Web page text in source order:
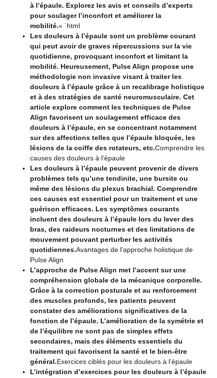
à l’épaule. Explorez les avis et conseils d’experts
pour soulager l’inconfort et améliorer la
mobilité.« `html
Les douleurs à l’épaule sont un problème courant
qui peut avoir de graves répercussions sur la vie
quotidienne, provoquant inconfort et limitant la
mobilité. Heureusement, Pulse Align propose une
méthodologie non invasive visant à traiter les
douleurs à l’épaule grâce à un recalibrage holistique
et à des stratégies de santé neuromusculaire. Cet
article explore comment les techniques de Pulse
Align favorisent un soulagement efficace des
douleurs à l’épaule, en se concentrant notamment
sur des affections telles que l’épaule bloquée, les
lésions de la coiffe des rotateurs, etc.Comprendre les
causes des douleurs à l’épaule
Les douleurs à l’épaule peuvent provenir de divers
problèmes tels qu’une tendinite, une bursite ou
même des lésions du plexus brachial. Comprendre
ces causes est essentiel pour un traitement et une
guérison efficaces. Les symptômes courants
incluent des douleurs à l’épaule lors du lever des
bras, des raideurs nocturnes et des limitations de
mouvement pouvant perturber les activités
quotidiennes.Avantages de l’approche holistique de
Pulse Align
L’approche de Pulse Align met l’accent sur une
compréhension globale de la mécanique corporelle.
Grâce à la correction posturale et au renforcement
des muscles profonds, les patients peuvent
constater des améliorations significatives de la
fonction de l’épaule. L’amélioration de la symétrie et
de l’équilibre ne sont pas de simples effets
secondaires, mais des éléments essentiels du
traitement qui favorisent la santé et le bien-être
général.Exercices ciblés pour les douleurs à l’épaule
L’intégration d’exercices pour les douleurs à l’épaule